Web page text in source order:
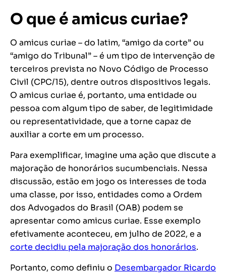
O que é amicus curiae?
O amicus curiae – do latim, “amigo da corte” ou
“amigo do Tribunal” – é um tipo de intervenção de
terceiros prevista no Novo Código de Processo
Civil (CPC/15), dentre outros dispositivos legais.
O amicus curiae é, portanto, uma entidade ou
pessoa com algum tipo de saber, de legitimidade
ou representatividade, que a torne capaz de
auxiliar a corte em um processo.
Para exemplificar, imagine uma ação que discute a
majoração de honorários sucumbenciais. Nessa
discussão, estão em jogo os interesses de toda
uma classe, por isso, entidades como a Ordem
dos Advogados do Brasil (OAB) podem se
apresentar como amicus curiae. Esse exemplo
efetivamente aconteceu, em julho de 2022, e a
corte decidiu pela majoração dos honorários.
Portanto, como definiu o Desembargador Ricardo